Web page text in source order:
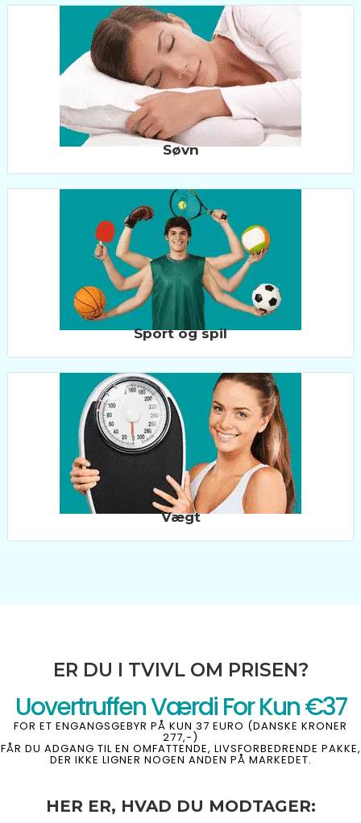
Søvn
Sport og spil
Vægt
ER DU I TVIVL OM PRISEN?
Uovertruffen Værdi For Kun €37
FOR ET ENGANGSGEBYR PÅ KUN 37 EURO (DANSKE KRONER
277,-)
FÅR DU ADGANG TIL EN OMFATTENDE, LIVSFORBEDRENDE PAKKE,
DER IKKE LIGNER NOGEN ANDEN PÅ MARKEDET.
HER ER, HVAD DU MODTAGER: